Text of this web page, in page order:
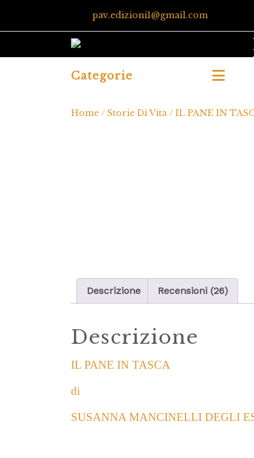
pav.edizioni1@gmail.com
Categorie
Home / Storie Di Vita/ IL PANE IN
Descrizione Recensioni (26)
Descrizione
IL PANE IN TASCA
di
SUSANNA MANCINELLI DEGLI